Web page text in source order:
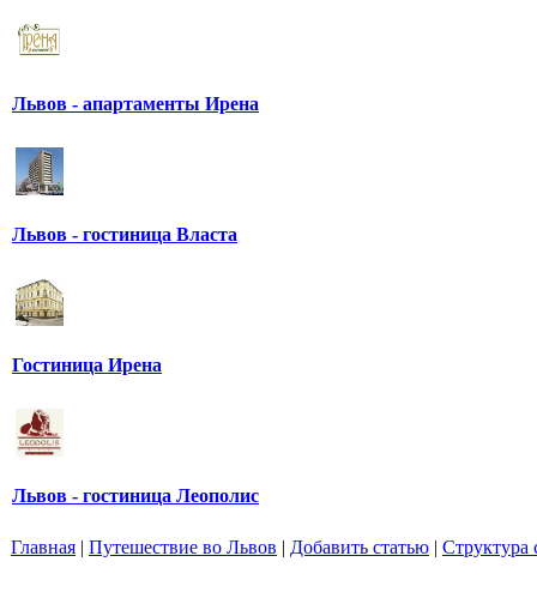
Львов - апартаменты Ирена
Львов - гостиница Власта
Гостиница Ирена
Львов - гостиница Леополис
Главная | Путешествие во Львов | Добавить статью | Структура